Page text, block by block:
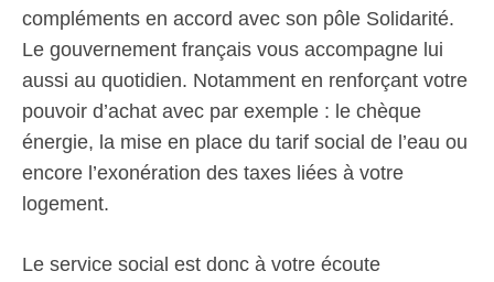
compléments en accord avec son pôle Solidarité.
Le gouvernement français vous accompagne lui
aussi au quotidien. Notamment en renforçant votre
pouvoir d’achat avec par exemple : le chèque
énergie, la mise en place du tarif social de l’eau ou
encore l’exonération des taxes liées à votre
logement.
Le service social est donc à votre écoute